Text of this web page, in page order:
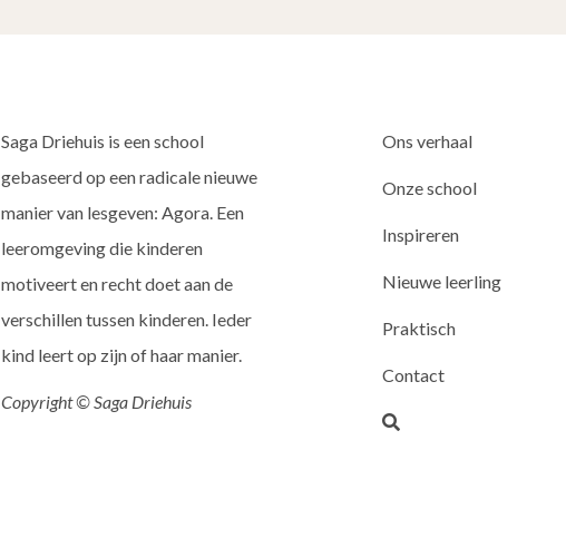
Saga Driehuis is een school
gebaseerd op een radicale nieuwe
manier van lesgeven: Agora. Een
leeromgeving die kinderen
motiveert en recht doet aan de
verschillen tussen kinderen. Ieder
kind leert op zijn of haar manier.
Copyright © Saga Driehuis
Ons verhaal
Onze school
Inspireren
Nieuwe leerling
Praktisch
Contact